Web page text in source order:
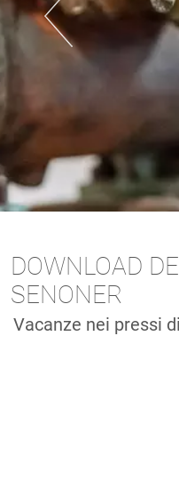
DOWNLOAD
SENONER
Vacanze nei pressi